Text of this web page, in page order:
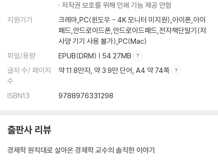
저작권 보호를 위해 인쇄 기능 제공 안함
지원기기
크레마,PC(윈도우 - 4K 모니터 미지원),아이폰,아이
패드,안드로이드폰,안드로이드패드,전자책단말기(저
사양 기기 사용 불가),PC(Mac)
파일/용량
EPUB(DRM) | 54.27MB
글자 수/ 페이지
수
약 11.8만자, 약 3.9만 단어, A4 약 74쪽
ISBN13 9788976331298
출판사 리뷰
경제학 원칙대로 살아온 경제학 교수의 솔직한 이야기